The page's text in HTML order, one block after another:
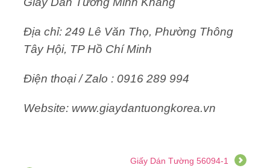
Địa chỉ: 249 Lê Văn Thọ, Phường Thông
Tây Hội, TP Hồ Chí Minh
Điện thoại / Zalo : 0916 289 994
Website: www.giaydantuongkorea.vn
Giấy Dán Tường 56094-1